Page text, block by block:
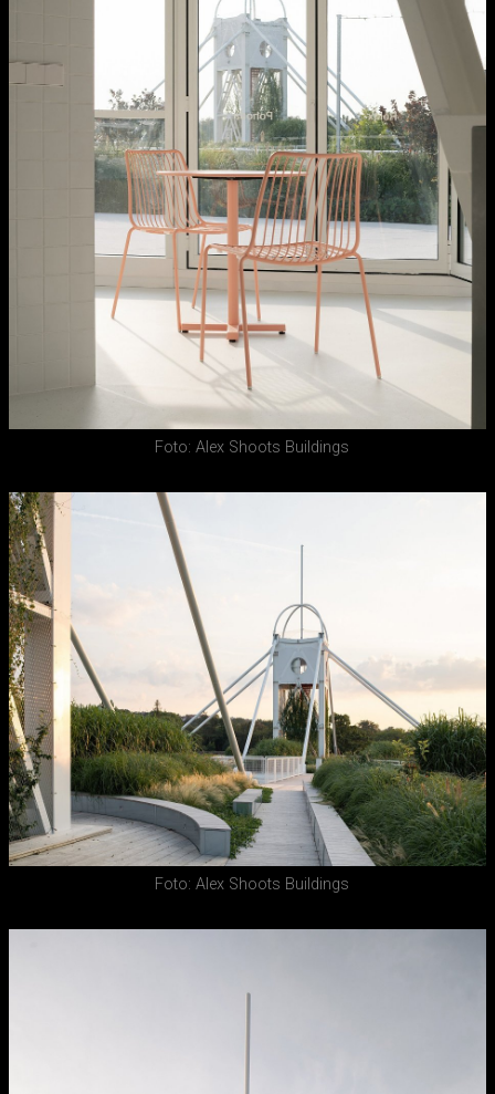
Foto: Alex Shoots Buildings
Foto: Alex Shoots Buildings